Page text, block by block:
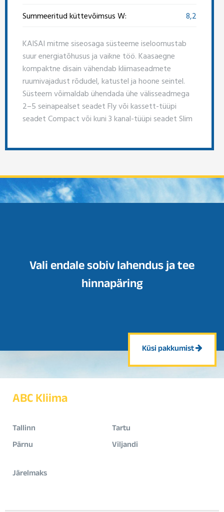
Summeeritud küttevõimsus W:
8,2
KAISAI mitme siseosaga süsteeme iseloomustab
suur energiatõhusus ja vaikne töö. Kaasaegne
kompaktne disain vähendab kliimaseadmete
ruumivajadust rõdudel, katustel ja hoone seintel.
Süsteem võimaldab ühendada ühe välisseadmega
2–5 seinapealset seadet Fly või kassett-tüüpi
seadet Compact või kuni 3 kanal-tüüpi seadet Slim
Vali endale sobiv lahendus ja tee
hinnapäring
Küsi pakkumist
ABC Kliima
Tallinn
Tartu
Pärnu
Viljandi
Järelmaks